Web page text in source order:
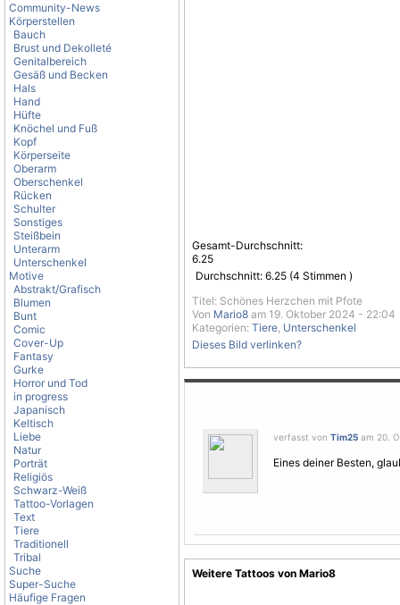
Community-News
Körperstellen
Bauch
Brust und Dekolleté
Genitalbereich
Gesäß und Becken
Hals
Hand
Hüfte
Knöchel und Fuß
Kopf
Körperseite
Oberarm
Oberschenkel
Rücken
Schulter
Sonstiges
Steißbein
Unterarm
Unterschenkel
Motive
Abstrakt/Grafisch
Blumen
Bunt
Comic
Cover-Up
Fantasy
Gurke
Horror und Tod
in progress
Japanisch
Keltisch
Liebe
Natur
Porträt
Religiös
Schwarz-Weiß
Tattoo-Vorlagen
Text
Tiere
Traditionell
Tribal
Suche
Super-Suche
Häufige Fragen
Gesamt-Durchschnitt:
6.25
Durchschnitt: 6.25 (4 Stimmen )
Titel: Schönes Herzchen mit Pfote
Von Mario8 am 19. Oktober 2024 - 22:04
Kategorien: Tiere, Unterschenkel
Dieses Bild verlinken?
verfasst von Tim25 am 20.
Eines deiner Besten,
Weitere Tattoos von Mario8